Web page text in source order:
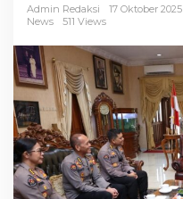
D
v
h
u
m
a
s
P
o
l
Admin Redaksi
17 Oktober 2025
News
511 Views